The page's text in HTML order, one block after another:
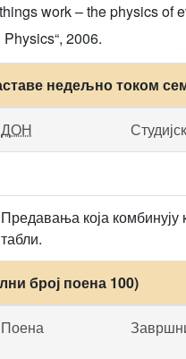
work – the physics of
2006.
недељно током
ДОН
Предавања која комбинују
табли.
број поена 100)
Поена